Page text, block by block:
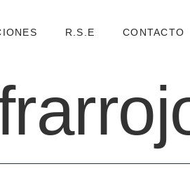
R.S.E CONTACTO